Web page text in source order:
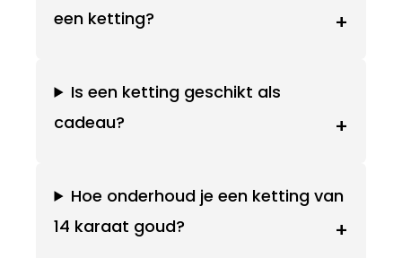
een ketting?
+
Is een ketting geschikt als
cadeau?
+
Hoe onderhoud je een ketting van
14 karaat goud?
+